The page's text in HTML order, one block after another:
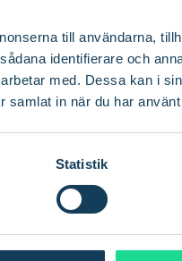
till användarna,
identifierare och
med. Dessa kan i
samlat in när du har
Statistik
kort
SIM-kortet var lika stort
en spänningsförsörjning